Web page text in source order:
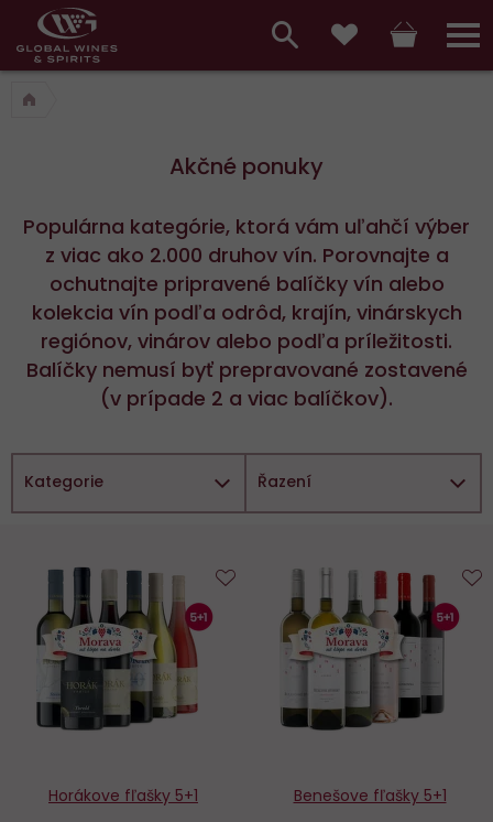
Hlavní
menu,
košík,
vyhledávání,Akčné ponuky
Populárna kategórie, ktorá vám uľahčí výber
z viac ako 2.000 druhov vín. Porovnajte a
ochutnajte pripravené balíčky vín alebo
kolekcia vín podľa odrôd, krajín, vinárskych
regiónov, vinárov alebo podľa príležitosti.
Balíčky nemusí byť prepravované zostavené
(v prípade 2 a viac balíčkov).
Kategorie Řazení
Horákove fľašky 5+1
obľúbených
Benešove fľašky 5+1